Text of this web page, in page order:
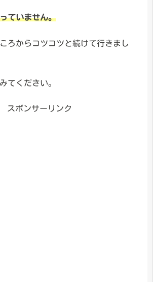
ていません。
ろからコツコツと続けて行きまし
てください。
スポンサーリンク